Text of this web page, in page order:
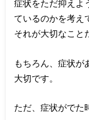
症状をただ抑えよ
ているのかを考え
それが大切なこと
もちろん、症状が
大切です。
ただ、症状がでた